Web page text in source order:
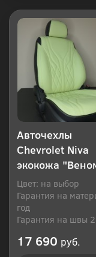
Авточехлы
Chevrolet Niva
экокожа
Цвет: на выбор
Гарантия на
год
Гарантия на швы
17 690 руб.